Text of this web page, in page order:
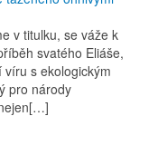
v titulku, se váže k
svatého Eliáše,
s ekologickým
pro národy